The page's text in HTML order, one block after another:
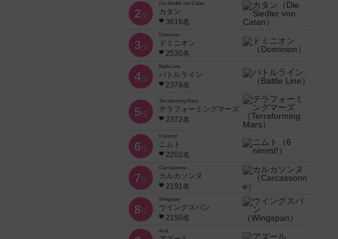
2位
Die Siedler von Catan
カタン
3616名
3位
Dominion
ドミニオン
2530名
4位
Battle Line
バトルライン
2379名
5位
Terraforming Mars
テラフォーミングマーズ
2372名
6位
6 nimmt!
ニムト
2202名
7位
Carcassonne
カルカソンヌ
2191名
8位
Wingspan
ウイングスパン
2150名
Azul